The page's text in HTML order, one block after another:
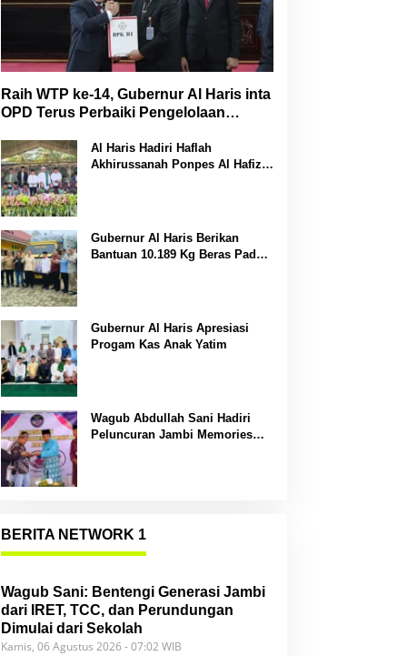
Raih WTP ke-14, Gubernur Al Haris inta
OPD Terus Perbaiki Pengelolaan
Al Haris Hadiri Haflah
Akhirussanah Ponpes Al Hafizh
Gubernur Al Haris Berikan
Bantuan 10.189 Kg Beras Pada
Gubernur Al Haris Apresiasi
Progam Kas Anak Yatim
Wagub Abdullah Sani Hadiri
Peluncuran Jambi Memories
BERITA NETWORK 1
Wagub Sani: Bentengi Generasi Jambi
dari IRET, TCC, dan Perundungan
Dimulai dari Sekolah
Kamis, 06 Agustus 2026 - 07:02 WIB